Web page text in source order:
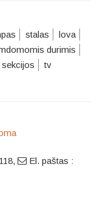
stalas
lova
durimis
sekcijos tv
,
El. paštas :